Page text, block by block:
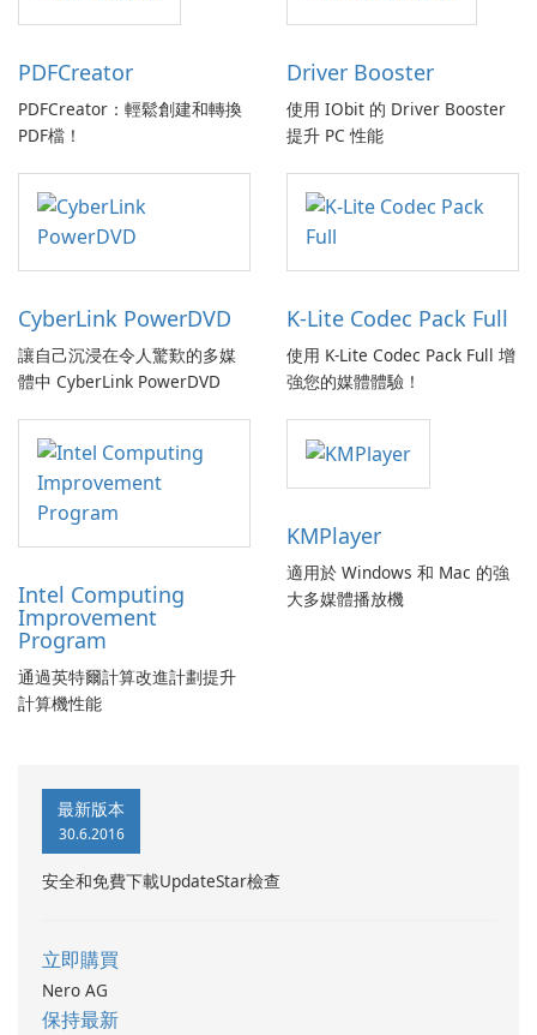
PDFCreator
PDFCreator：輕鬆創建和轉換
PDF檔！
Driver Booster
使用 IObit 的 Driver Booster
提升 PC 性能
CyberLink PowerDVD
讓自己沉浸在令人驚歎的多媒
體中 CyberLink PowerDVD
K-Lite Codec Pack Full
使用 K-Lite Codec Pack Full 增
強您的媒體體驗！
Intel Computing
Improvement
Program
通過英特爾計算改進計劃提升
計算機性能
KMPlayer
適用於 Windows 和 Mac 的強
大多媒體播放機
最新版本
30.6.2016
安全和免費下載UpdateStar檢查
立即購買
Nero AG
保持最新